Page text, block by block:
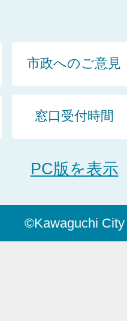
市政へのご意見
窓口受付時間
PC版を表示
©Kawaguchi City